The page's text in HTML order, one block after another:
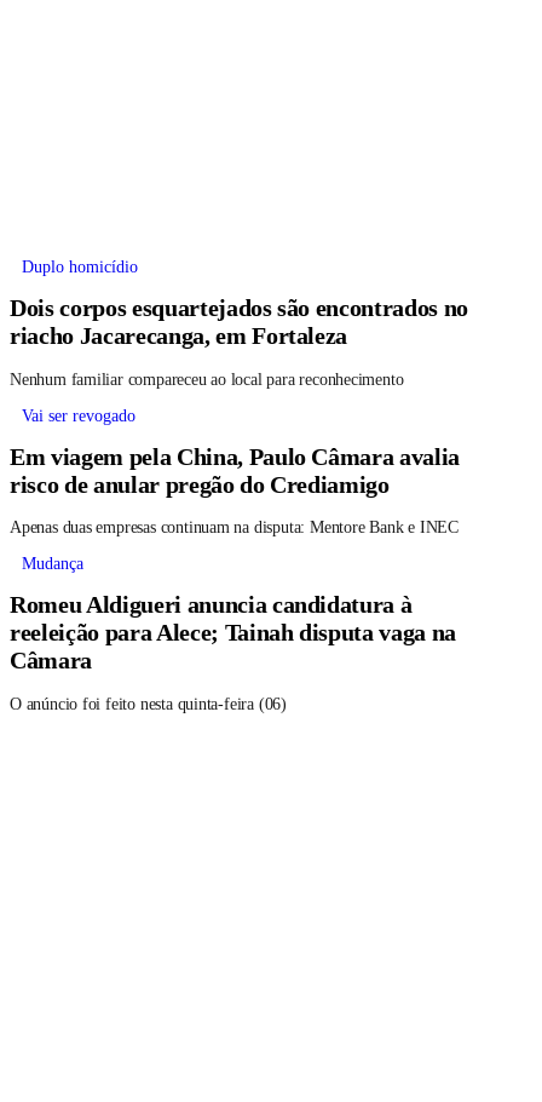
Duplo homicídio
Dois corpos esquartejados são encontrados no
riacho Jacarecanga, em Fortaleza
Nenhum familiar compareceu ao local para reconhecimento
Vai ser revogado
Em viagem pela China, Paulo Câmara avalia
risco de anular pregão do Crediamigo
Apenas duas empresas continuam na disputa: Mentore Bank e INEC
Mudança
Romeu Aldigueri anuncia candidatura à
reeleição para Alece; Tainah disputa vaga na
Câmara
O anúncio foi feito nesta quinta-feira (06)